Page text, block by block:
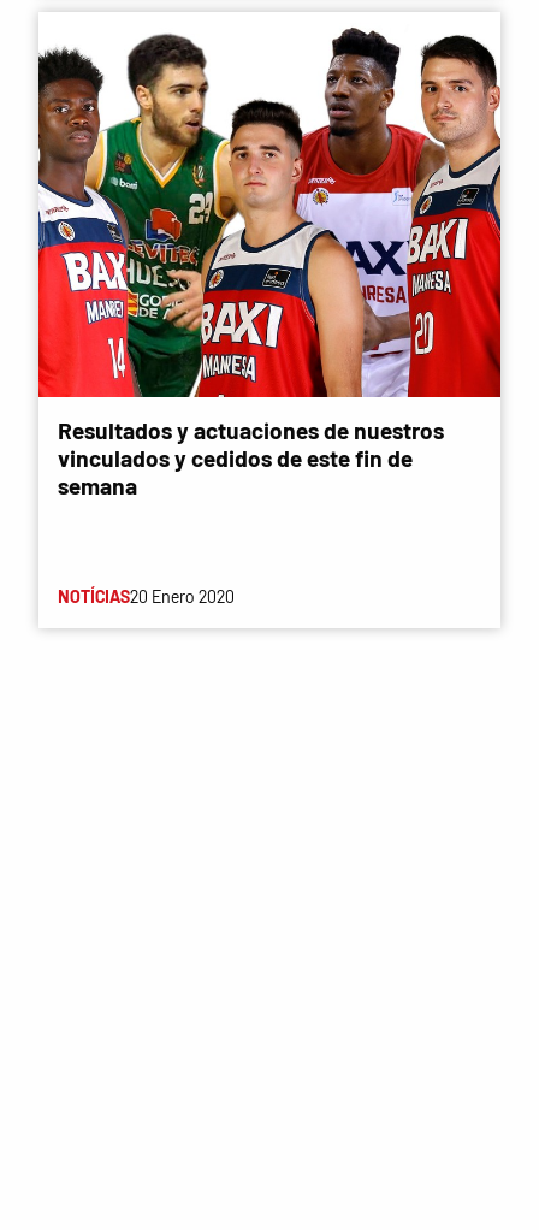
Resultados y actuaciones de nuestros
vinculados y cedidos de este fin de
semana
NOTÍCIAS20 Enero 2020